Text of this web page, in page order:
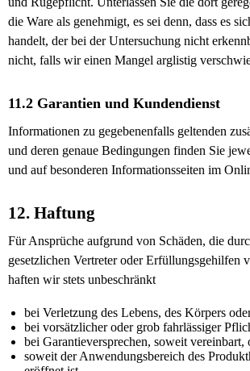
die Ware als genehmigt, es sei denn, dass es
handelt, der bei der Untersuchung nicht
nicht, falls wir einen Mangel arglistig
11.2 Garantien und Kundendienst
Informationen zu gegebenenfalls geltenden
und deren genaue Bedingungen finden Sie
und auf besonderen Informationsseiten im
12. Haftung
Für Ansprüche aufgrund von Schäden, die
gesetzlichen Vertreter oder Erfüllungsgehilfen
haften wir stets unbeschränkt
bei Verletzung des Lebens, des Körpers
bei vorsätzlicher oder grob fahrlässiger
bei Garantieversprechen, soweit vereinbart,
soweit der Anwendungsbereich des